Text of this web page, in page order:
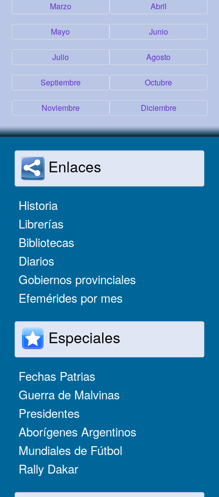
Marzo Abril
Mayo Junio
Julio Agosto
Septiembre Octubre
Noviembre Diciembre
Enlaces
Historia
Librerías
Bibliotecas
Diarios
Gobiernos provinciales
Efemérides por mes
Especiales
Fechas Patrias
Guerra de Malvinas
Presidentes
Aborígenes Argentinos
Mundiales de Fútbol
Rally Dakar